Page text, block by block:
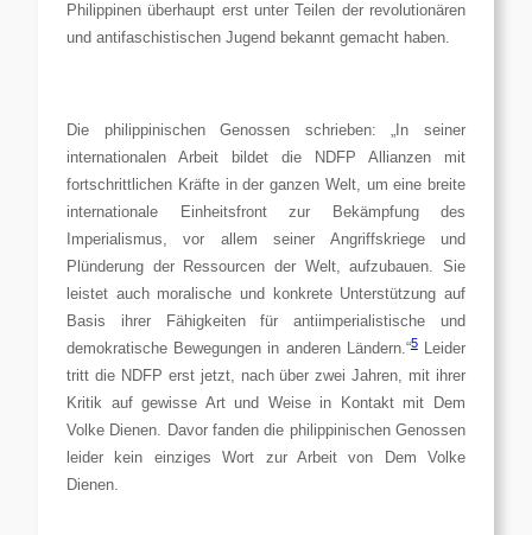
Philippinen überhaupt erst unter Teilen der revolutionären
und antifaschistischen Jugend bekannt gemacht haben.
Die philippinischen Genossen schrieben: „In seiner
internationalen Arbeit bildet die NDFP Allianzen mit
fortschrittlichen Kräfte in der ganzen Welt, um eine breite
internationale Einheitsfront zur Bekämpfung des
Imperialismus, vor allem seiner Angriffskriege und
Plünderung der Ressourcen der Welt, aufzubauen. Sie
leistet auch moralische und konkrete Unterstützung auf
Basis ihrer Fähigkeiten für antiimperialistische und
demokratische Bewegungen in anderen Ländern.“5Leider
tritt die NDFP erst jetzt, nach über zwei Jahren, mit ihrer
Kritik auf gewisse Art und Weise in Kontakt mit Dem
Volke Dienen. Davor fanden die philippinischen Genossen
leider kein einziges Wort zur Arbeit von Dem Volke
Dienen.